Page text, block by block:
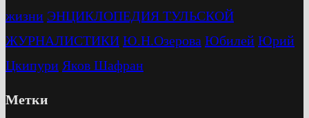
жизни ЭНЦИКЛОПЕДИЯ ТУЛЬСКОЙ
ЖУРНАЛИСТИКИ Ю.Н.Озерова Юбилей Юрий
Цкипури Яков Шафран
Метки